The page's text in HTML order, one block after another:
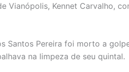
Vianópolis, Kennet Carvalho,
Santos Pereira foi morto a
na limpeza de seu quintal.